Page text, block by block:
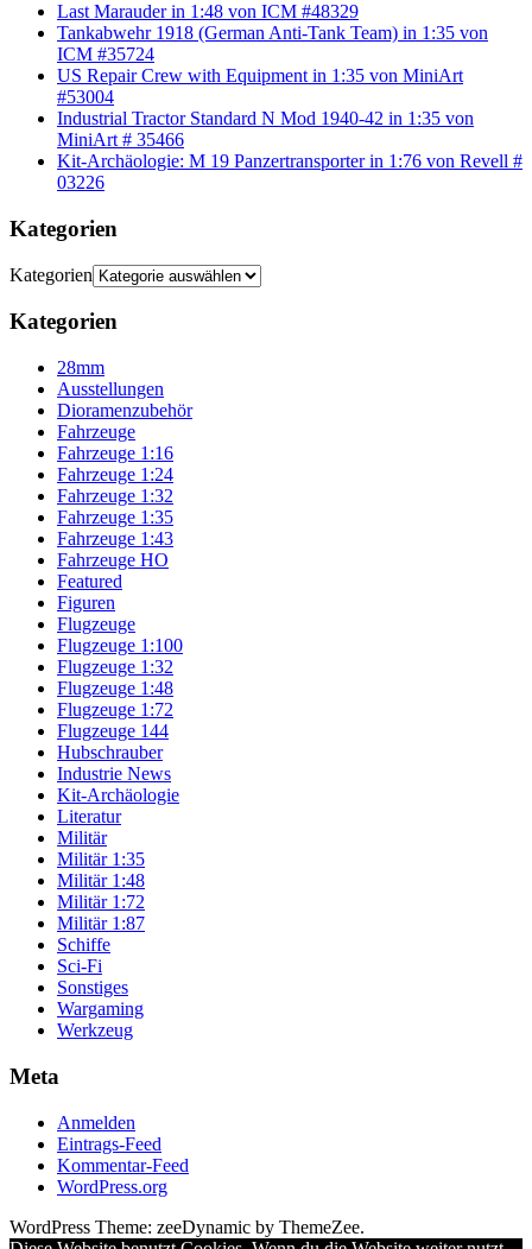
Last Marauder in 1:48 von ICM #48329
Tankabwehr 1918 (German Anti-Tank Team) in 1:35 von
ICM #35724
US Repair Crew with Equipment in 1:35 von MiniArt
#53004
Industrial Tractor Standard N Mod 1940-42 in 1:35 von
MiniArt # 35466
Kit-Archäologie: M 19 Panzertransporter in 1:76 von Revell #
03226
Kategorien
Kategorien
Kategorien
28mm
Ausstellungen
Dioramenzubehör
Fahrzeuge
Fahrzeuge 1:16
Fahrzeuge 1:24
Fahrzeuge 1:32
Fahrzeuge 1:35
Fahrzeuge 1:43
Fahrzeuge HO
Featured
Figuren
Flugzeuge
Flugzeuge 1:100
Flugzeuge 1:32
Flugzeuge 1:48
Flugzeuge 1:72
Flugzeuge 144
Hubschrauber
Industrie News
Kit-Archäologie
Literatur
Militär
Militär 1:35
Militär 1:48
Militär 1:72
Militär 1:87
Schiffe
Sci-Fi
Sonstiges
Wargaming
Werkzeug
Meta
Anmelden
Eintrags-Feed
Kommentar-Feed
WordPress.org
WordPress Theme: zeeDynamic by ThemeZee.